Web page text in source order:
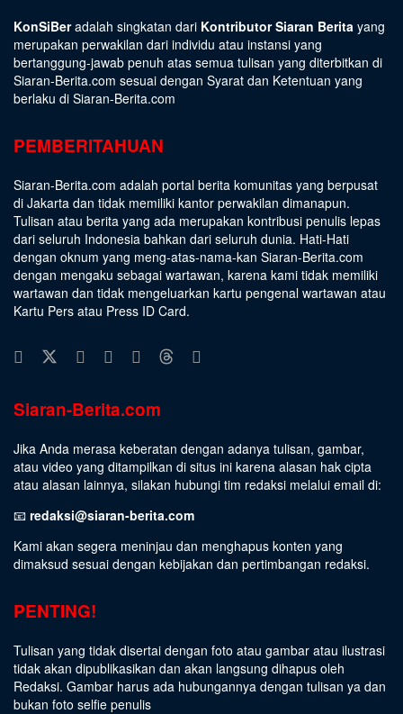
KonSiBeradalah singkatan dari Kontributor Siaran Berita yang
merupakan perwakilan dari individu atau instansi yang
bertanggung-jawab penuh atas semua tulisan yang diterbitkan di
Siaran-Berita.com sesuai dengan Syarat dan Ketentuan yang
berlaku di Siaran-Berita.com
PEMBERITAHUAN
Siaran-Berita.com adalah portal berita komunitas yang berpusat
di Jakarta dan tidak memiliki kantor perwakilan dimanapun.
Tulisan atau berita yang ada merupakan kontribusi penulis lepas
dari seluruh Indonesia bahkan dari seluruh dunia. Hati-Hati
dengan oknum yang meng-atas-nama-kan Siaran-Berita.com
dengan mengaku sebagai wartawan, karena kami tidak memiliki
wartawan dan tidak mengeluarkan kartu pengenal wartawan atau
Kartu Pers atau Press ID Card.
Siaran-Berita.com
Jika Anda merasa keberatan dengan adanya tulisan, gambar,
atau video yang ditampilkan di situs ini karena alasan hak cipta
atau alasan lainnya, silakan hubungi tim redaksi melalui email di:
📧 redaksi@siaran-berita.com
Kami akan segera meninjau dan menghapus konten yang
dimaksud sesuai dengan kebijakan dan pertimbangan redaksi.
PENTING!
Tulisan yang tidak disertai dengan foto atau gambar atau ilustrasi
tidak akan dipublikasikan dan akan langsung dihapus oleh
Redaksi. Gambar harus ada hubungannya dengan tulisan ya dan
bukan foto selfie penulis